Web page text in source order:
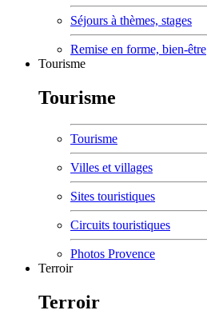
Séjours à thèmes, stages
Remise en forme, bien-être
Tourisme
Tourisme
Tourisme
Villes et villages
Sites touristiques
Circuits touristiques
Photos Provence
Terroir
Terroir